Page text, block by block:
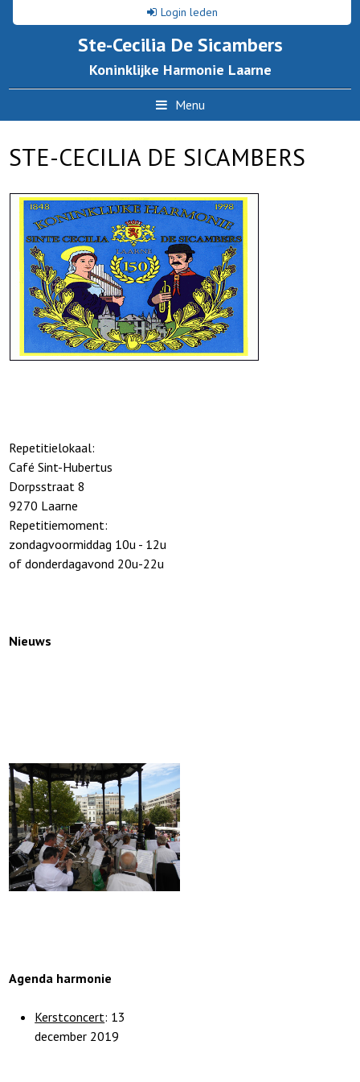
Login leden
Ste-Cecilia De Sicambers
Koninklijke Harmonie Laarne
Menu
STE-CECILIA DE SICAMBERS
Repetitielokaal:
Café Sint-Hubertus
Dorpsstraat 8
9270 Laarne
Repetitiemoment:
zondagvoormiddag 10u - 12u
of donderdagavond 20u-22u
Nieuws
Agenda harmonie
Kerstconcert: 13
december 2019